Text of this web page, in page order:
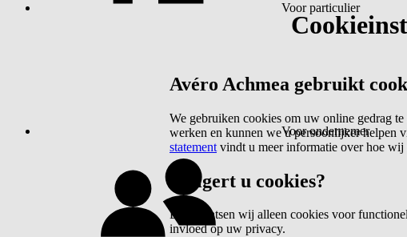
Voor particulier
Voor ondernemer
Avéro Achmea gebruikt
We gebruiken cookies om uw online gedrag
werken en kunnen we u persoonlijker helpen
statement vindt u meer informatie over hoe wij
Weigert u cookies?
Dan plaatsen wij alleen cookies voor
invloed op uw privacy.